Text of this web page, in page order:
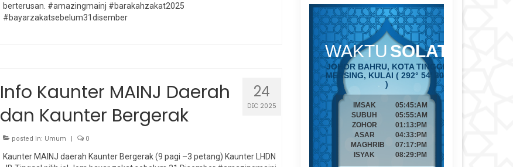
berterusan. #amazingmainj #barakahzakat2025
#bayarzakatsebelum31disember
24
DEC 2025
Info Kaunter MAINJ Daerah
dan Kaunter Bergerak
posted in: Umum | 0
Kaunter MAINJ daerah Kaunter Bergerak (9 pagi –3 petang) Kaunter LHDN